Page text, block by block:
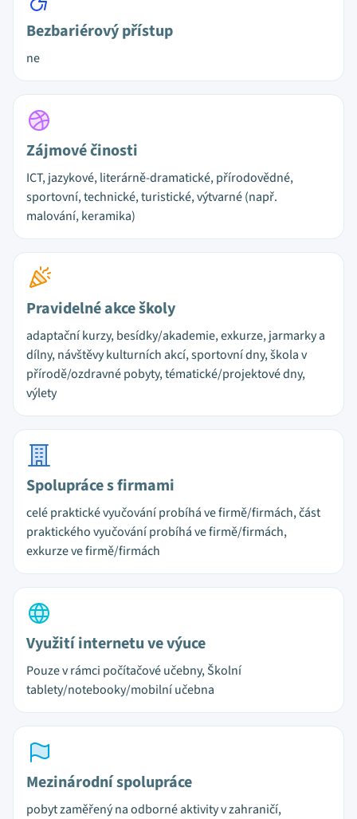
Bezbariérový přístup
ne
Zájmové činosti
ICT, jazykové, literárně-dramatické, přírodovědné,
sportovní, technické, turistické, výtvarné (např.
malování, keramika)
Pravidelné akce školy
adaptační kurzy, besídky/akademie, exkurze, jarmarky a
dílny, návštěvy kulturních akcí, sportovní dny, škola v
přírodě/ozdravné pobyty, tématické/projektové dny,
výlety
Spolupráce s firmami
celé praktické vyučování probíhá ve firmě/firmách, část
praktického vyučování probíhá ve firmě/firmách,
exkurze ve firmě/firmách
Využití internetu ve výuce
Pouze v rámci počítačové učebny, Školní
tablety/notebooky/mobilní učebna
Mezinárodní spolupráce
pobyt zaměřený na odborné aktivity v zahraničí,